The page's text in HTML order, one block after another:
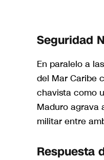
Seguridad
En paralelo a
del Mar Caribe
chavista como
Maduro agrava
militar entre
Respuesta